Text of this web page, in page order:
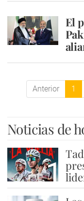
El
Anterior 1
Noticias de
1